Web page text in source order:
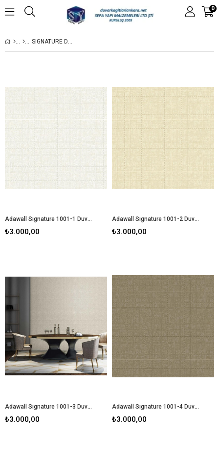
0
SIGNATURE DUVAR KAĞIDI
Adawall Sıgnature 1001-1 Duvar Kağıdı
₺3.000,00
Adawall Sıgnature 1001-2 Duvar Kağıdı
₺3.000,00
Adawall Sıgnature 1001-3 Duvar Kağıdı
₺3.000,00
Adawall Sıgnature 1001-4 Duvar Kağıdı
₺3.000,00